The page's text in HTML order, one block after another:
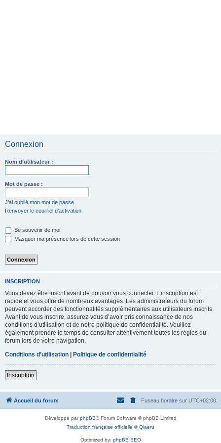
Connexion
Nom d’utilisateur :
Mot de passe :
J’ai oublié mon mot de passe
Renvoyer le courriel d’activation
Se souvenir de moi
Masquer ma présence lors de cette session
INSCRIPTION
Vous devez être inscrit avant de pouvoir vous connecter. L’inscription est
rapide et vous offre de nombreux avantages. Les administrateurs du forum
peuvent accorder des fonctionnalités supplémentaires aux utilisateurs inscrits.
Avant de vous inscrire, assurez-vous d’avoir pris connaissance de nos
conditions d’utilisation et de notre politique de confidentialité. Veuillez
également prendre le temps de consulter attentivement toutes les règles du
forum lors de votre navigation.
Conditions d’utilisation | Politique de confidentialité
Inscription
Accueil du forum Fuseau horaire sur UTC+02:00
Développé parphpBB® Forum Software © phpBB Limited
Traduction française officielle ©Qiaeru
Optimized by: phpBB SEO